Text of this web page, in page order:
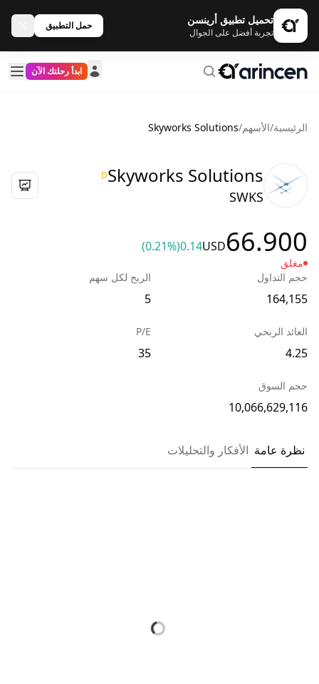
تحميل تطبيق أرينسن
تجربة أفضل على الجوال
حمل التطبيق
ابدأ رحلتك الآن
الرئيسية/الأسهم/
Skyworks Solutions
Skyworks Solutions
D
SWKS
66.900
USD
0.14
(0.21%)
مغلق
حجم التداول
164,155
الربح لكل سهم
5
العائد الربحي
4.25
P/E
35
حجم السوق
10,066,629,116
نظرة عامة الأفكار والتحليلات